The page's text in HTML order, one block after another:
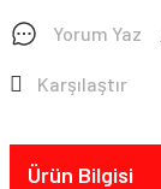
Yorum Yaz
Karşılaştır
Ürün Bilgisi